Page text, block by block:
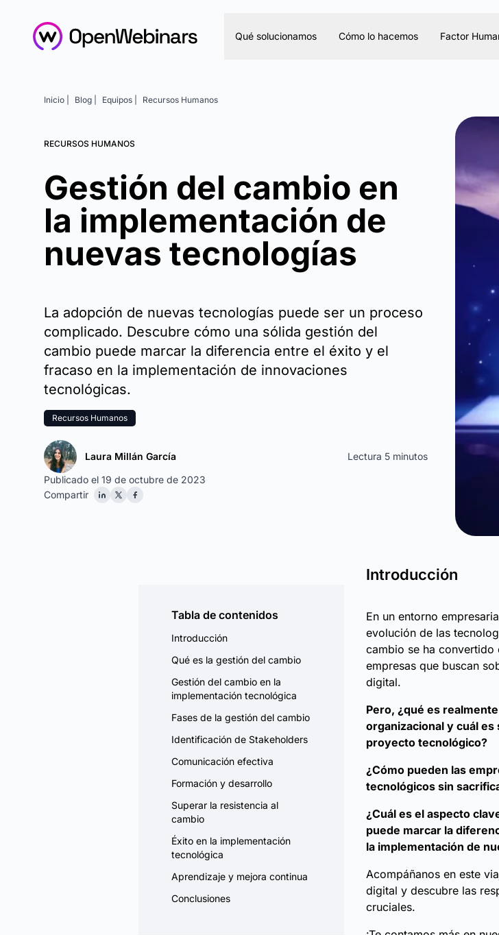
Qué solucionamos Cómo lo hacemos Factor
Inicio | Blog | Equipos | Recursos Humanos
RECURSOS HUMANOS
Gestión del cambio en
la implementación de
nuevas tecnologías
La adopción de nuevas tecnologías puede ser un proceso
complicado. Descubre cómo una sólida gestión del
cambio puede marcar la diferencia entre el éxito y el
fracaso en la implementación de innovaciones
tecnológicas.
Recursos Humanos
Laura Millán García
Lectura 5 minutos
Publicado el 19 de octubre de 2023
Compartir
Tabla de contenidos
Introducción
Qué es la gestión del cambio
Gestión del cambio en la
implementación tecnológica
Fases de la gestión del cambio
Identificación de Stakeholders
Comunicación efectiva
Formación y desarrollo
Superar la resistencia al
cambio
Éxito en la implementación
tecnológica
Aprendizaje y mejora continua
Conclusiones
Introducción
En un entorno
evolución de las
cambio se ha convertido
empresas que buscan
digital.
Pero, ¿qué es
organizacional y cuál
proyecto tecnológico?
¿Cómo pueden las
tecnológicos sin
¿Cuál es el aspecto
puede marcar la
la implementación de
Acompáñanos en este
digital y descubre las
cruciales.